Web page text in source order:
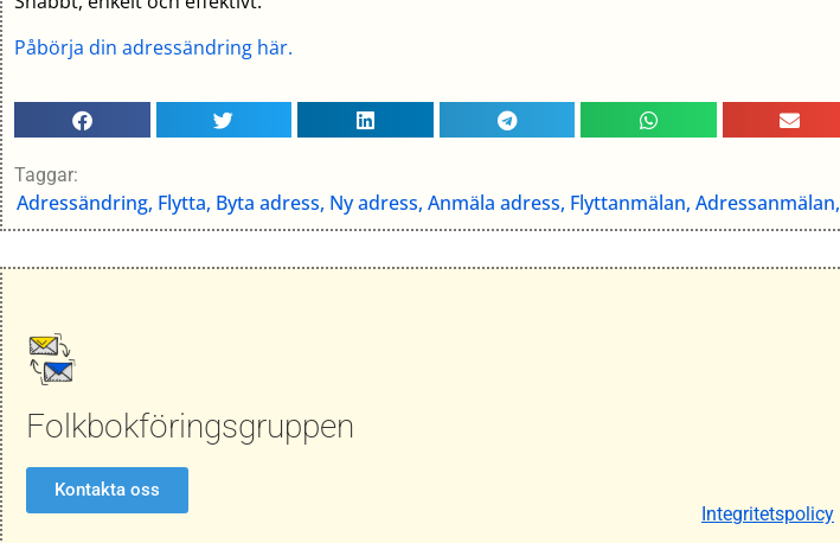
Påbörja din adressändring här.
Taggar:
Adressändring, Flytta, Byta adress, Ny adress, Anmäla adress, Flyttanmälan, Adressanmälan,
Folkbokföringsgruppen
Kontakta oss
Integritetspolicy